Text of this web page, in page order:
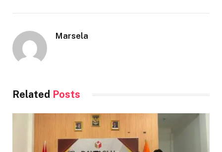
Marsela
Related Posts